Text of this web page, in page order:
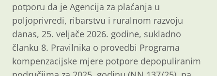
potporu da je Agencija za plaćanja u
poljoprivredi, ribarstvu i ruralnom razvoju
danas, 25. veljače 2026. godine, sukladno
članku 8. Pravilnika o provedbi Programa
kompenzacijske mjere potpore depopuliranim